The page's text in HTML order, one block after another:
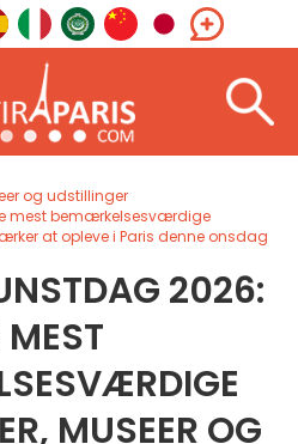
og udstillinger
mest bemærkelsesværdige
at opleve i Paris denne onsdag
2026:
MEST
MUSEER OG